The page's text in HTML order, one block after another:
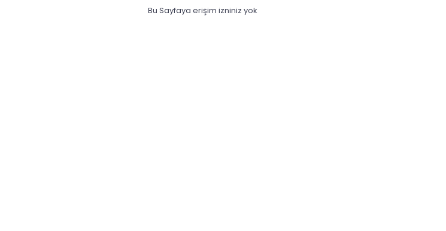
Bu Sayfaya erişim izniniz yok